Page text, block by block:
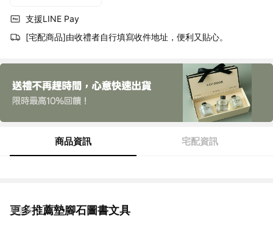
支援LINE Pay
[宅配商品]由收禮者自行填寫收件地址，便利又貼心。
商品資訊 宅配資訊
更多推薦墊腳石圖書文具
看更多